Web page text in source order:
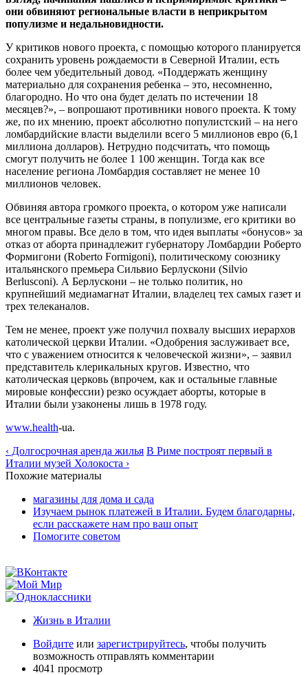
они обвиняют региональные власти в неприкрытом
популизме и недальновидности.
У критиков нового проекта, с помощью которого планируется
сохранить уровень рождаемости в Северной Италии, есть
более чем убедительный довод. «Поддержать женщину
материально для сохранения ребенка – это, несомненно,
благородно. Но что она будет делать по истечении 18
месяцев?», – вопрошают противники нового проекта. К тому
же, по их мнению, проект абсолютно популистский – на него
ломбардийские власти выделили всего 5 миллионов евро (6,1
миллиона долларов). Нетрудно подсчитать, что помощь
смогут получить не более 1 100 женщин. Тогда как все
население региона Ломбардия составляет не менее 10
миллионов человек.
Обвиняя автора громкого проекта, о котором уже написали
все центральные газеты страны, в популизме, его критики во
многом правы. Все дело в том, что идея выплаты «бонусов» за
отказ от аборта принадлежит губернатору Ломбардии Роберто
Формигони (Roberto Formigoni), политическому союзнику
итальянского премьера Сильвио Берлускони (Silvio
Berlusconi). А Берлускони – не только политик, но
крупнейший медиамагнат Италии, владелец тех самых газет и
трех телеканалов.
Тем не менее, проект уже получил похвалу высших иерархов
католической церкви Италии. «Одобрения заслуживает все,
что с уважением относится к человеческой жизни», – заявил
представитель клерикальных кругов. Известно, что
католическая церковь (впрочем, как и остальные главные
мировые конфессии) резко осуждает аборты, которые в
Италии были узаконены лишь в 1978 году.
www.health-ua.
‹ Долгосрочная аренда жилья В Риме построят первый в
Италии музей Холокоста ›
Похожие материалы
магазины для дома и сада
Изучаем рынок платежей в Италии. Будем благодарны,
если расскажете нам про ваш опыт
Помогите советом
Жизнь в Италии
Войдите или зарегистрируйтесь, чтобы получить
возможность отправлять комментарии
4041 просмотр